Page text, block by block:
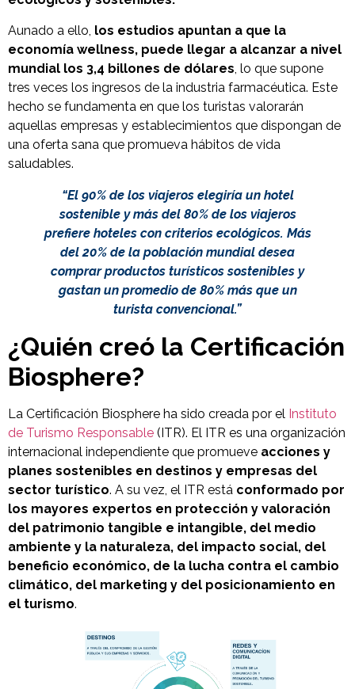
Aunado a ello, los estudios apuntan a que la
economía wellness, puede llegar a alcanzar a nivel
mundial los 3,4 billones de dólares , lo que supone
tres veces los ingresos de la industria farmacéutica. Este
hecho se fundamenta en que los turistas valorarán
aquellas empresas y establecimientos que dispongan de
una oferta sana que promueva hábitos de vida
saludables.
“El 90% de los viajeros elegiría un hotel
sostenible y más del 80% de los viajeros
prefiere hoteles con criterios ecológicos. Más
del 20% de la población mundial desea
comprar productos turísticos sostenibles y
gastan un promedio de 80% más que un
turista convencional.”
¿Quién creó la Certificación
Biosphere?
La Certificación Biosphere ha sido creada por el Instituto
de Turismo Responsable (ITR). El ITR es una organización
internacional independiente que promueve acciones y
planes sostenibles en destinos y empresas del
sector turístico. A su vez, el ITR está conformado por
los mayores expertos en protección y valoración
del patrimonio tangible e intangible, del medio
ambiente y la naturaleza, del impacto social, del
beneficio económico, de la lucha contra el cambio
climático, del marketing y del posicionamiento en
el turismo.